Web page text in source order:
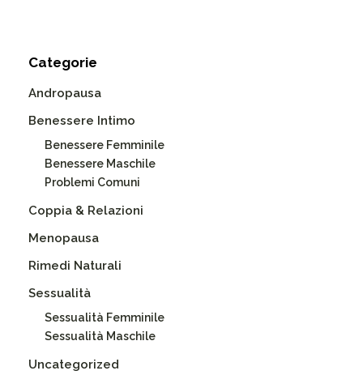
Categorie
Andropausa
Benessere Intimo
Benessere Femminile
Benessere Maschile
Problemi Comuni
Coppia & Relazioni
Menopausa
Rimedi Naturali
Sessualità
Sessualità Femminile
Sessualità Maschile
Uncategorized